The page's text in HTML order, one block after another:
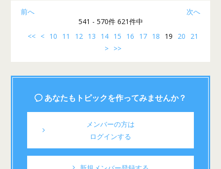
前へ
次へ
541 - 570件 621件中
<< < 10 11 12 13 14 15 16 17 18 19 20
21
> >>
あなたもトピックを作ってみませんか？
メンバーの方は
ログインする